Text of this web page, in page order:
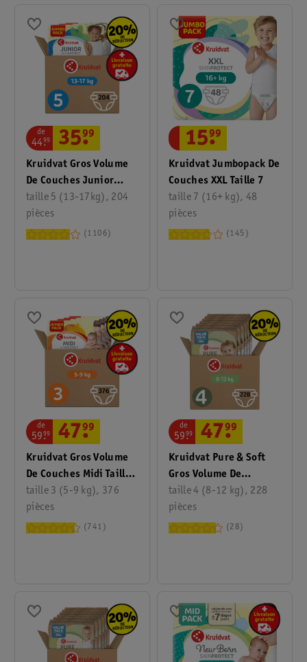
Kruidvat Gros Volume
De Couches Junior
Taille 5
taille 5 (13-17kg), 204
pièces
de
44.
99 35.
99
1106
Kruidvat Jumbopack De
Couches XXL Taille 7
taille 7 (16+ kg), 48
pièces
15.
99
145
Kruidvat Gros Volume
De Couches Midi Taille
3 2 Mois
taille 3 (5-9 kg), 376
pièces
de
59.
99 47.
99
741
Kruidvat Pure & Soft
Gros Volume De
Couches Taille 4
taille 4 (8-12 kg), 228
pièces
de
59.
99 47.
99
28